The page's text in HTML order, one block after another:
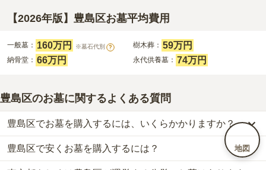
地図
【2026年版】豊島区お墓平均費用
一般墓： 160万円 ※墓石代別 ? 樹木葬： 59万円
納骨堂： 66万円 永代供養墓： 74万円
豊島区のお墓に関するよくある質問
豊島区でお墓を購入するには、いくらかかりますか？
豊島区での購入費用の目安は、一般墓が約327万円、樹木葬が約59
万円、納骨堂が約66万円、永代供養墓が約74万円です。
豊島区で安くお墓を購入するには？